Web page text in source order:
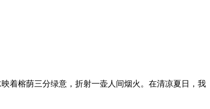
着榕荫三分绿意，折射一壶人间烟火。在清凉夏日，我